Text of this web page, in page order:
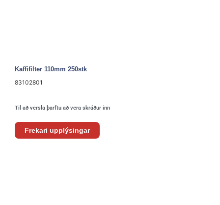
Kaffifilter 110mm 250stk
83102801
Til að versla þarftu að vera skráður inn
Frekari upplýsingar